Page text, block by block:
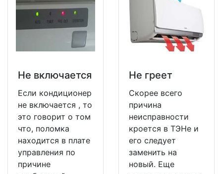
Не включается
Если кондиционер
не включается , то
это говорит о том
что, поломка
находится в плате
управления по
причине
Не греет
Скорее всего
причина
неисправности
кроется в ТЭНе и
его следует
заменить на
новый. Еще